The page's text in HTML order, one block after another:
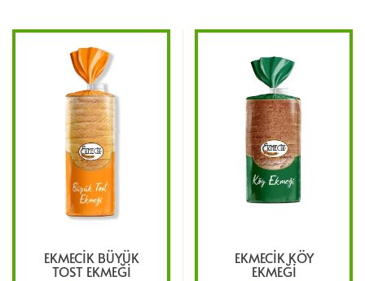
EKMECIK BÜYÜK
TOST EKMEĞI
EKMECIK KÖY
EKMEĞI